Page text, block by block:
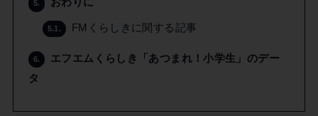
5. おわりに
5.1. FMくらしきに関する記事
6.
エフエムくらしき「あつまれ！小学生」のデー
タ